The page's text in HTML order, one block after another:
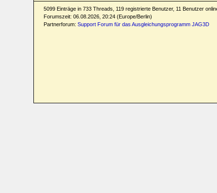
5099 Einträge in 733 Threads, 119 registrierte Benutzer, 11 Benutzer
Forumszeit: 06.08.2026, 20:24 (Europe/Berlin)
Partnerforum: Support Forum für das Ausgleichungsprogramm JAG3D